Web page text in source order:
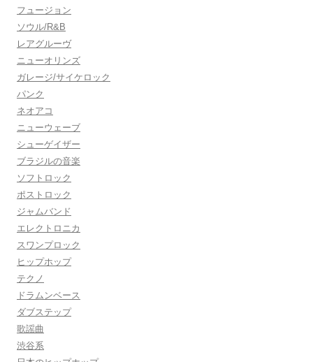
フュージョン
ソウル/R&B
レアグルーヴ
ニューオリンズ
ガレージ/サイケロック
パンク
ネオアコ
ニューウェーブ
シューゲイザー
ブラジルの音楽
ソフトロック
ポストロック
ジャムバンド
エレクトロニカ
スワンプロック
ヒップホップ
テクノ
ドラムンベース
ダブステップ
歌謡曲
渋谷系